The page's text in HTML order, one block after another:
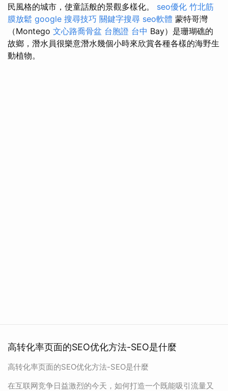
民風格的城市，使童話般的景觀多樣化。 seo優化 竹北筋
膜放鬆 google 搜尋技巧 關鍵字搜尋 seo軟體 蒙特哥灣
（Montego 文心路喬骨盆 台胞證 台中 Bay）是珊瑚礁的
故鄉，潛水員很樂意潛水幾個小時來欣賞各種各樣的海野生
動植物。
高转化率页面的SEO优化方法-SEO是什麼
高转化率页面的SEO优化方法-SEO是什麼
在互联网竞争日益激烈的今天，如何打造一个既能吸引流量又